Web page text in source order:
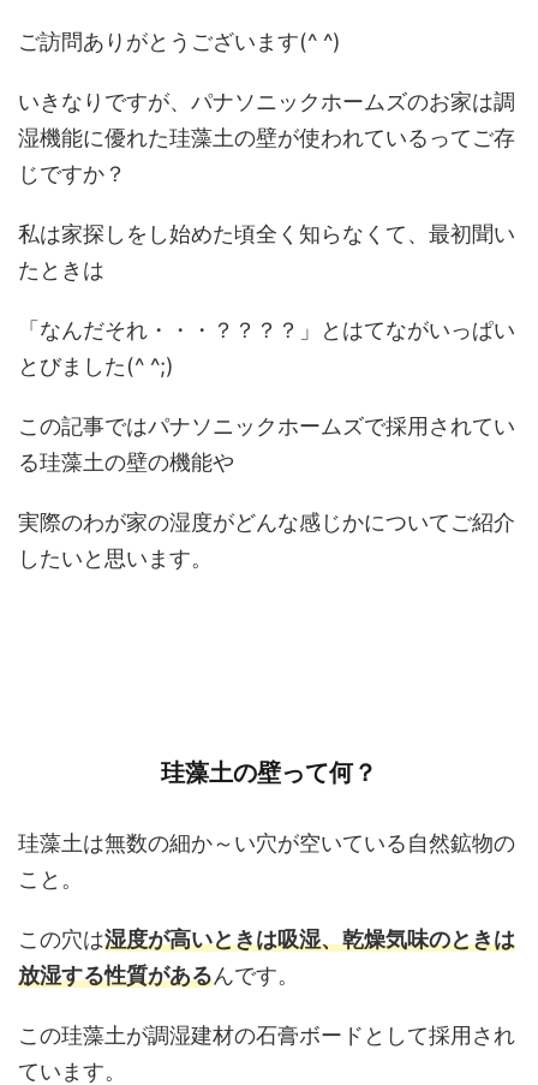
ご訪問ありがとうございます(^ ^)
いきなりですが、パナソニックホームズのお家は調
湿機能に優れた珪藻土の壁が使われているってご存
じですか？
私は家探しをし始めた頃全く知らなくて、最初聞い
たときは
「なんだそれ・・・？？？？」とはてながいっぱい
とびました(^ ^;)
この記事ではパナソニックホームズで採用されてい
る珪藻土の壁の機能や
実際のわが家の湿度がどんな感じかについてご紹介
したいと思います。
珪藻土の壁って何？
珪藻土は無数の細か～い穴が空いている自然鉱物の
こと。
この穴は湿度が高いときは吸湿、乾燥気味のときは
放湿する性質があるんです。
この珪藻土が調湿建材の石膏ボードとして採用され
ています。